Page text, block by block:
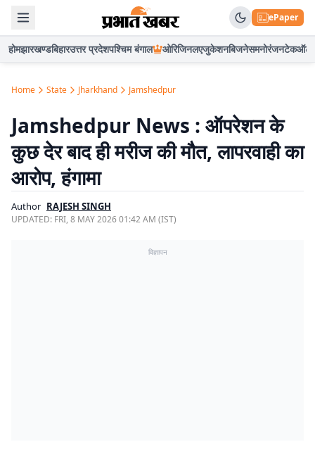
ePaper
होमझारखण्डबिहारउत्तर प्रदेशपश्चिम बंगाल ओरिजिनलएजुकेशनबिजनेसमनोरंजनटेकऑटो
Home State Jharkhand Jamshedpur
Jamshedpur News : ऑपरेशन के
कुछ देर बाद ही मरीज की मौत, लापरवाही का
आरोप, हंगामा
Author RAJESH SINGH
UPDATED: FRI, 8 MAY 2026 01:42 AM (IST)
विज्ञापन